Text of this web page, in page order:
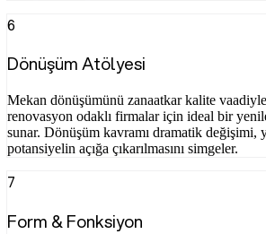
6
Dönüşüm Atölyesi
Mekan dönüşümünü zanaatkar kalite
renovasyon odaklı firmalar için ideal bir
sunar. Dönüşüm kavramı dramatik değişimi,
potansiyelin açığa çıkarılmasını simgeler.
7
Form & Fonksiyon